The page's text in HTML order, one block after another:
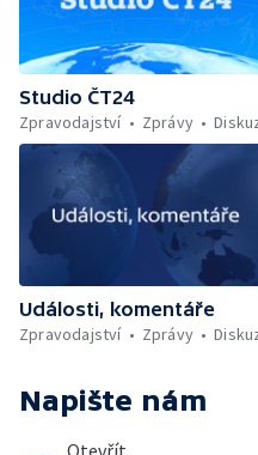
Studio ČT24
Zpravodajství
Zprávy
Události, komentáře
Zpravodajství
Zprávy
Napište nám